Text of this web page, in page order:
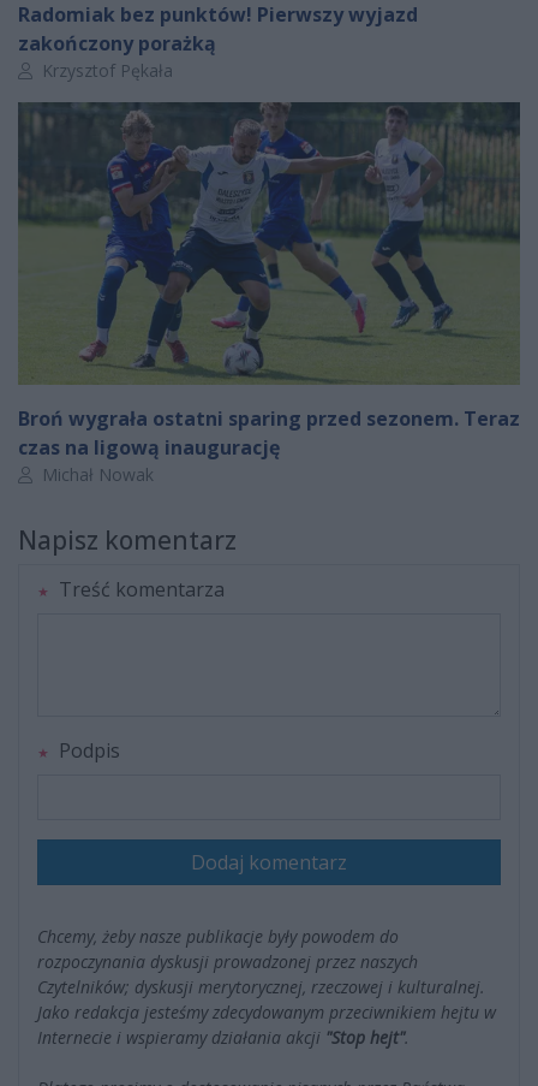
Radomiak bez punktów! Pierwszy wyjazd
zakończony porażką
Autor artykułu:
Krzysztof Pękała
Broń wygrała ostatni sparing przed sezonem. Teraz
czas na ligową inaugurację
Autor artykułu:
Michał Nowak
Napisz komentarz
Treść komentarza
Podpis
Dodaj komentarz
Chcemy, żeby nasze publikacje były powodem do
rozpoczynania dyskusji prowadzonej przez naszych
Czytelników; dyskusji merytorycznej, rzeczowej i kulturalnej.
Jako redakcja jesteśmy zdecydowanym przeciwnikiem hejtu w
Internecie i wspieramy działania akcji "Stop hejt".